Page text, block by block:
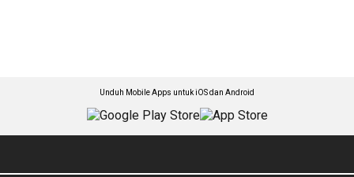
Unduh Mobile Apps untuk iOS dan Android